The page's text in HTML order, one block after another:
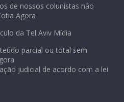
de nossos colunistas não
Agora
da Tel Aviv Mídia
parcial ou total sem
judicial de acordo com a lei